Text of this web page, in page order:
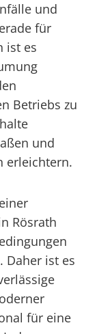
und
für
ist es
Betriebs zu
und
erleichtern.
Rösrath
Daher ist es
für eine